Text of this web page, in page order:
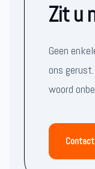
Zit u
Geen
ons
woord